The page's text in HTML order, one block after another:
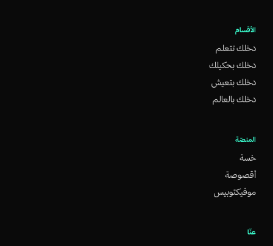
الأقسام
دخلك تتعلم
دخلك بحكيلك
دخلك بتعيش
دخلك بالعالم
المنصّة
خسة
أقصوصة
موفيكتوبيس
عنّا